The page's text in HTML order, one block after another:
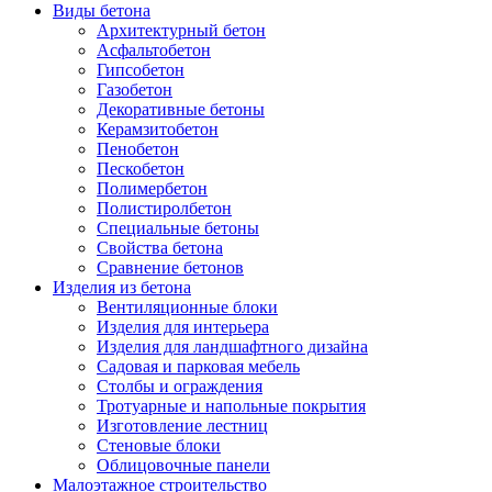
Виды бетона
Архитектурный бетон
Асфальтобетон
Гипсобетон
Газобетон
Декоративные бетоны
Керамзитобетон
Пенобетон
Пескобетон
Полимербетон
Полистиролбетон
Специальные бетоны
Свойства бетона
Сравнение бетонов
Изделия из бетона
Вентиляционные блоки
Изделия для интерьера
Изделия для ландшафтного дизайна
Садовая и парковая мебель
Столбы и ограждения
Тротуарные и напольные покрытия
Изготовление лестниц
Стеновые блоки
Облицовочные панели
Малоэтажное строительство